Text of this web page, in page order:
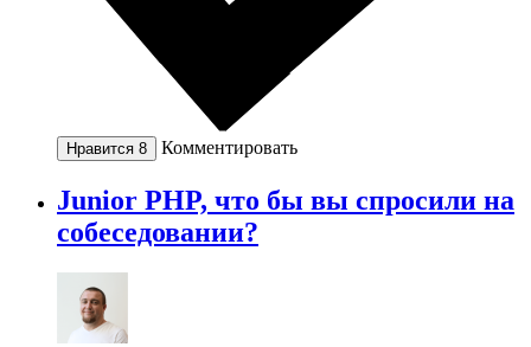
Нравится 8 Комментировать
Junior PHP, что бы вы спросили на
собеседовании?